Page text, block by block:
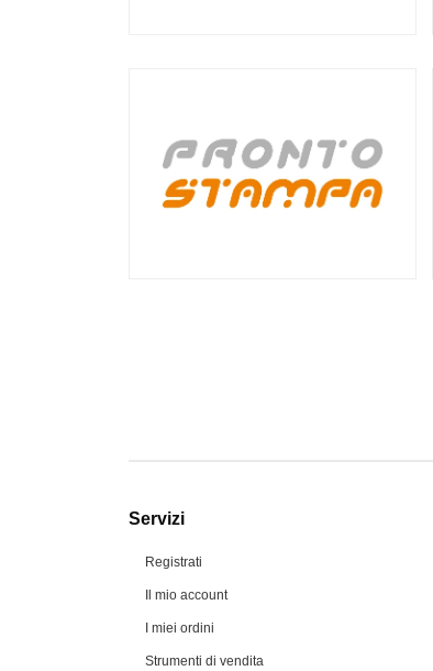
Servizi
Registrati
Il mio account
I miei ordini
Strumenti di vendita